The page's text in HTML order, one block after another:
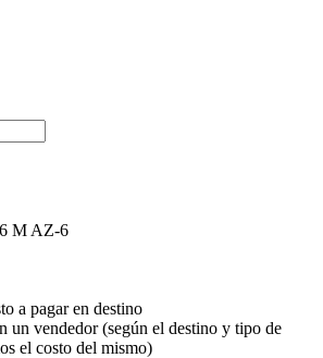
M AZ-6
a pagar en destino
un vendedor (según el destino y tipo de
el costo del mismo)